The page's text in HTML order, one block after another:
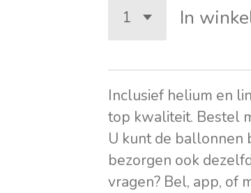
In
Inclusief helium en
top kwaliteit. Bestel
U kunt de ballonnen
bezorgen ook
vragen? Bel, app, of